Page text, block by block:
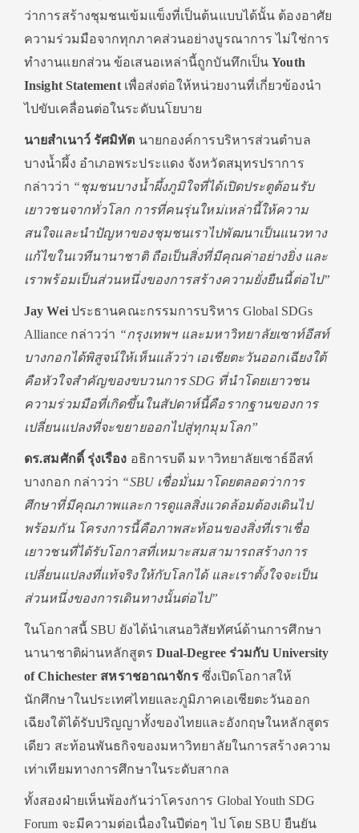
ว่าการสร้างชุมชนเข้มแข็งที่เป็นต้นแบบได้นั้น ต้องอาศัย
ความร่วมมือจากทุกภาคส่วนอย่างบูรณาการ ไม่ใช่การ
ทำงานแยกส่วน ข้อเสนอเหล่านี้ถูกบันทึกเป็นYouth
Insight Statementเพื่อส่งต่อให้หน่วยงานที่เกี่ยวข้องนำ
ไปขับเคลื่อนต่อในระดับนโยบาย
นายสำเนาว์ รัศมิทัต นายกองค์การบริหารส่วนตำบล
บางน้ำผึ้ง อำเภอพระประแดง จังหวัดสมุทรปราการ
กล่าวว่า “ชุมชนบางน้ำผึ้งภูมิใจที่ได้เปิดประตูต้อนรับ
เยาวชนจากทั่วโลก การที่คนรุ่นใหม่เหล่านี้ให้ความ
สนใจและนำปัญหาของชุมชนเราไปพัฒนาเป็นแนวทาง
แก้ไขในเวทีนานาชาติ ถือเป็นสิ่งที่มีคุณค่าอย่างยิ่ง และ
เราพร้อมเป็นส่วนหนึ่งของการสร้างความยั่งยืนนี้ต่อไป”
Jay Weiประธานคณะกรรมการบริหาร Global SDGs
Alliance กล่าวว่า “กรุงเทพฯ และมหาวิทยาลัยเซาท์อีสท์
บางกอกได้พิสูจน์ให้เห็นแล้วว่า เอเชียตะวันออกเฉียงใต้
คือหัวใจสำคัญของขบวนการ SDG ที่นำโดยเยาวชน
ความร่วมมือที่เกิดขึ้นในสัปดาห์นี้คือรากฐานของการ
เปลี่ยนแปลงที่จะขยายออกไปสู่ทุกมุมโลก”
ดร.สมศักดิ์ รุ่งเรือง อธิการบดี มหาวิทยาลัยเซาธ์อีสท์
บางกอก กล่าวว่า “SBU เชื่อมั่นมาโดยตลอดว่าการ
ศึกษาที่มีคุณภาพและการดูแลสิ่งแวดล้อมต้องเดินไป
พร้อมกัน โครงการนี้คือภาพสะท้อนของสิ่งที่เราเชื่อ
เยาวชนที่ได้รับโอกาสที่เหมาะสมสามารถสร้างการ
เปลี่ยนแปลงที่แท้จริงให้กับโลกได้ และเราตั้งใจจะเป็น
ส่วนหนึ่งของการเดินทางนั้นต่อไป”
ในโอกาสนี้ SBU ยังได้นำเสนอวิสัยทัศน์ด้านการศึกษา
นานาชาติผ่านหลักสูตร Dual-Degree ร่วมกับ University
of Chichester สหราชอาณาจักรซึ่งเปิดโอกาสให้
นักศึกษาในประเทศไทยและภูมิภาคเอเชียตะวันออก
เฉียงใต้ได้รับปริญญาทั้งของไทยและอังกฤษในหลักสูตร
เดียว สะท้อนพันธกิจของมหาวิทยาลัยในการสร้างความ
เท่าเทียมทางการศึกษาในระดับสากล
ทั้งสองฝ่ายเห็นพ้องกันว่าโครงการ Global Youth SDG
Forum จะมีความต่อเนื่องในปีต่อๆ ไป โดย SBU ยืนยัน